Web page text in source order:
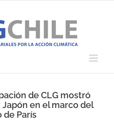
de CLG mostró
en el marco del
de París